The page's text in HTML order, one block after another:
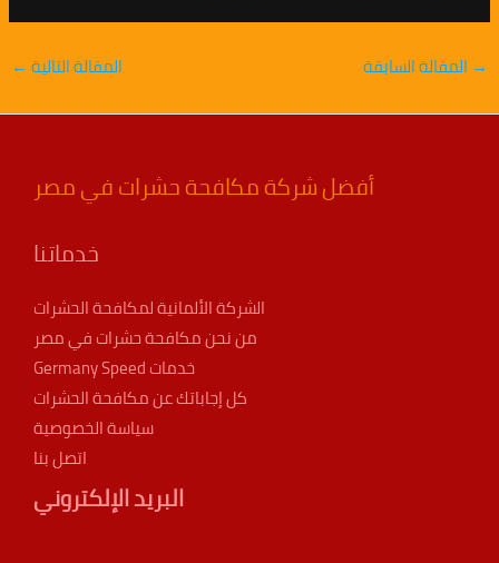
→ المقالة السابقة المقالة التالية ←
أفضل شركة مكافحة حشرات في مصر
خدماتنا
الشركة الألمانية لمكافحة الحشرات
من نحن مكافحة حشرات في مصر
خدمات Germany Speed
كل إجاباتك عن مكافحة الحشرات
سياسة الخصوصية
اتصل بنا
البريد الإلكتروني